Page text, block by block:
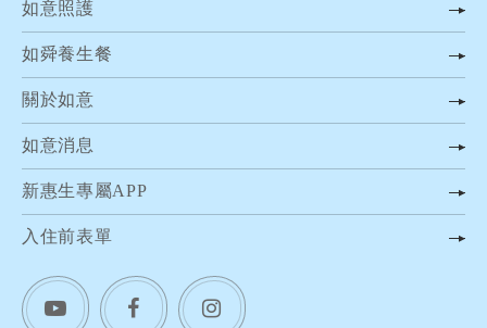
如意照護
如舜養生餐
關於如意
如意消息
新惠生專屬APP
入住前表單